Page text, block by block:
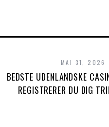
MAI 31, 2026
BEDSTE UDENLANDSKE
REGISTRERER DU DIG